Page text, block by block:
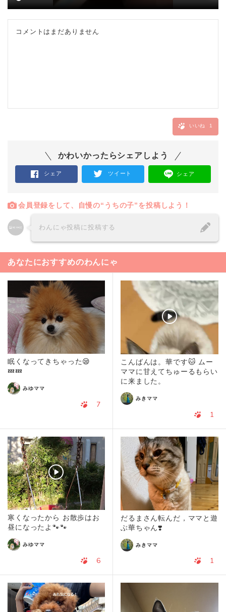
コメントはまだありません
いいね 1
かわいかったらシェアしよう
シェア ツイート シェア
会員登録をして、自慢の“うちの子”を投稿しよう！
わんにゃ投稿に投稿する
あなたにおすすめのわんにゃ
眠くなってきちゃった😪
💤💤
みゆママ
7
こんばんは。華です🐱 ムー
ママに甘えてちゅーるもらい
に来ました。
みきママ
1
寒くなったから お散歩はお
昼になったよ🐾🐾
みゆママ
6
だるまさん転んだ，ママと遊
ぶ華ちゃん❣️
みきママ
1